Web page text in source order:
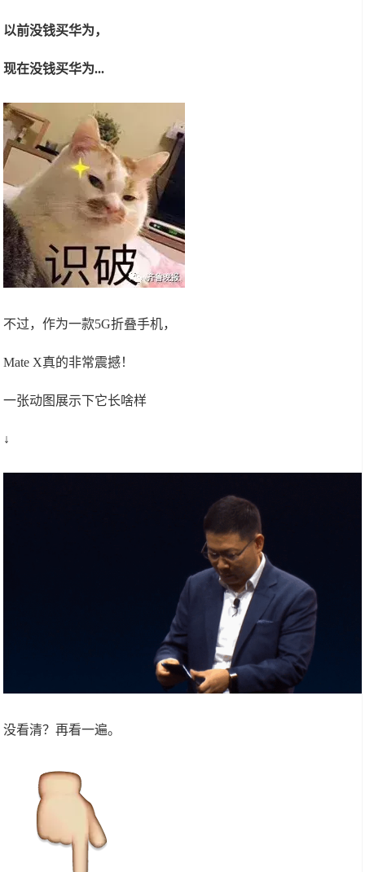
以前没钱买华为，
现在没钱买华为...
不过，作为一款5G折叠手机，
Mate X真的非常震撼！
一张动图展示下它长啥样
↓
没看清？再看一遍。